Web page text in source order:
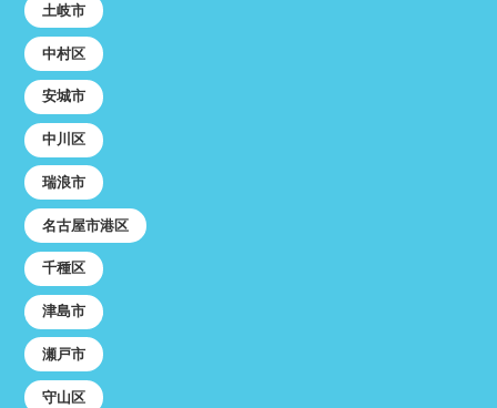
土岐市
中村区
安城市
中川区
瑞浪市
名古屋市港区
千種区
津島市
瀬戸市
守山区